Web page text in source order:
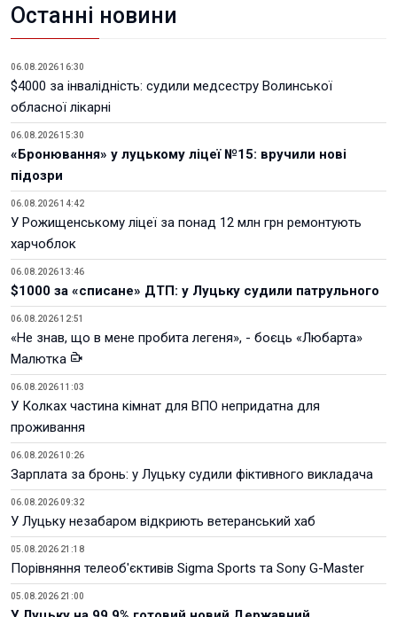
Останні новини
06.08.2026 16:30
$4000 за інвалідність: судили медсестру Волинської
обласної лікарні
06.08.2026 15:30
«Бронювання» у луцькому ліцеї №15: вручили нові
підозри
06.08.2026 14:42
У Рожищенському ліцеї за понад 12 млн грн ремонтують
харчоблок
06.08.2026 13:46
$1000 за «списане» ДТП: у Луцьку судили патрульного
06.08.2026 12:51
«Не знав, що в мене пробита легеня», - боєць «Любарта»
Малютка
06.08.2026 11:03
У Колках частина кімнат для ВПО непридатна для
проживання
06.08.2026 10:26
Зарплата за бронь: у Луцьку судили фіктивного викладача
06.08.2026 09:32
У Луцьку незабаром відкриють ветеранський хаб
05.08.2026 21:18
Порівняння телеоб'єктивів Sigma Sports та Sony G-Master
05.08.2026 21:00